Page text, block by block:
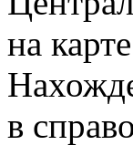
на карте
в